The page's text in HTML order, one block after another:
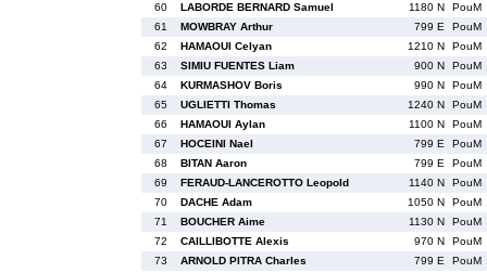
60
LABORDE BERNARD Samuel 1180 N
PouM
61
MOWBRAY Arthur 799 E
PouM
62
HAMAOUI Celyan 1210 N
PouM
63
SIMIU FUENTES Liam 900 N
PouM
64
KURMASHOV Boris 990 N
PouM
65
UGLIETTI Thomas 1240 N
PouM
66
HAMAOUI Aylan 1100 N
PouM
67
HOCEINI Nael 799 E
PouM
68
BITAN Aaron 799 E
PouM
69
FERAUD-LANCEROTTO Leopold 1140 N
PouM
70
DACHE Adam 1050 N
PouM
71
BOUCHER Aime 1130 N
PouM
72
CAILLIBOTTE Alexis 970 N
PouM
73
ARNOLD PITRA Charles 799 E
PouM